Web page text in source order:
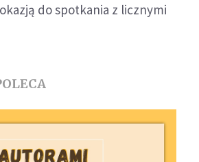
do spotkania z licznymi